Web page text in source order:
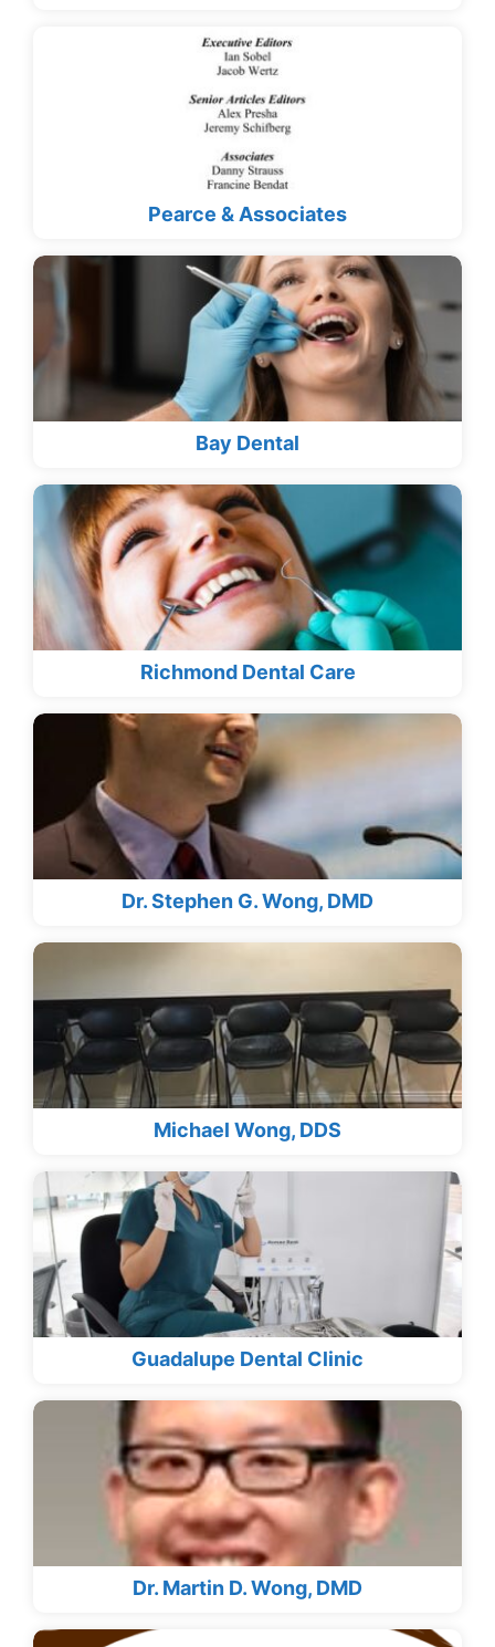
Pearce & Associates
Bay Dental
Richmond Dental Care
Dr. Stephen G. Wong, DMD
Michael Wong, DDS
Guadalupe Dental Clinic
Dr. Martin D. Wong, DMD